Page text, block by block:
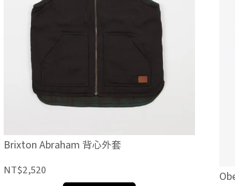
Brixton Abraham 背心外套
NT$2,520